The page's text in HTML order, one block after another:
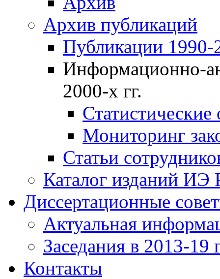
Архив публикаций
Публикации 1990-
Информационно-
2000-х гг.
Мониторинг
Статьи
Каталог изданий ИЭ
Диссертационные
Актуальная
Заседания в 2013-19
Контакты